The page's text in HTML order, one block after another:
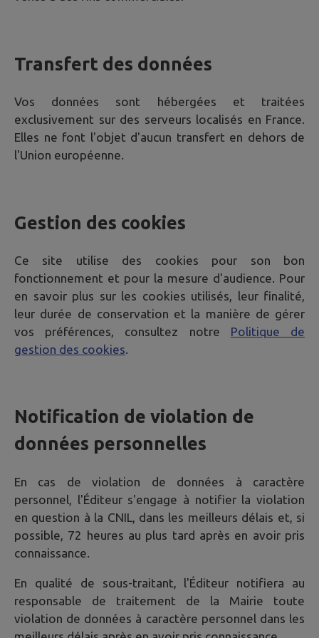
Transfert des données
Vos données sont hébergées et traitées
exclusivement sur des serveurs localisés en France.
Elles ne font l'objet d'aucun transfert en dehors de
l'Union européenne.
Gestion des cookies
Ce site utilise des cookies pour son bon
fonctionnement et pour la mesure d'audience. Pour
en savoir plus sur les cookies utilisés, leur finalité,
leur durée de conservation et la manière de gérer
vos préférences, consultez notre
Politique de
gestion des cookies.
Notification de violation de
données personnelles
En cas de violation de données à caractère
personnel, l'Éditeur s'engage à notifier la violation
en question à la CNIL, dans les meilleurs délais et, si
possible, 72 heures au plus tard après en avoir pris
connaissance.
En qualité de sous-traitant, l'Éditeur notifiera au
responsable de traitement de la Mairie toute
violation de données à caractère personnel dans les